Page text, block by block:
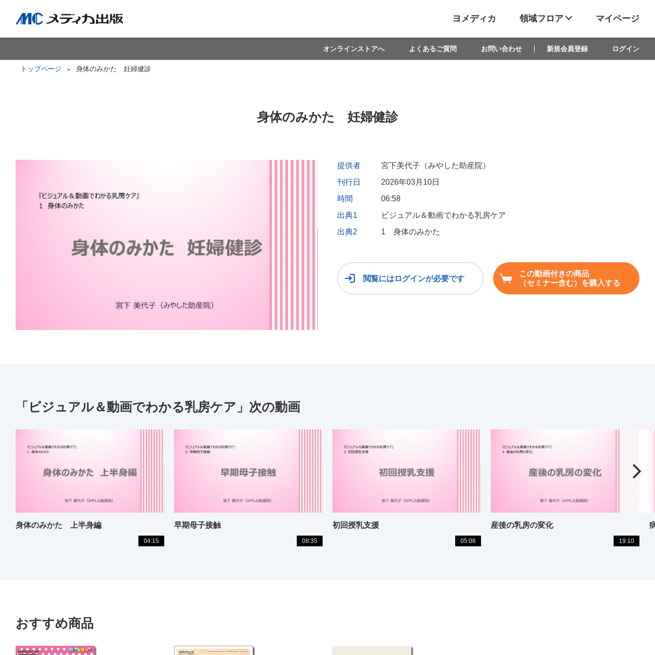
ヨメディカ 領域フロア マイページ
オンラインストアへ よくあるご質問 お問い合わせ 新規会員登録 ログイン
トップページ 身体のみかた 妊婦健診
身体のみかた 妊婦健診
提供者
宮下美代子（みやした助産院）
刊行日
2026年03月10日
時間
06:58
出典1
ビジュアル＆動画でわかる乳房ケア
出典2
1 身体のみかた
閲覧にはログインが必要です
この動画付きの商品
（セミナー含む）を購入する
「ビジュアル＆動画でわかる乳房ケア」次の動画
身体のみかた 上半身編
04:15
早期母子接触
08:35
初回授乳支援
05:08
産後の乳房の変化
19:10
おすすめ商品